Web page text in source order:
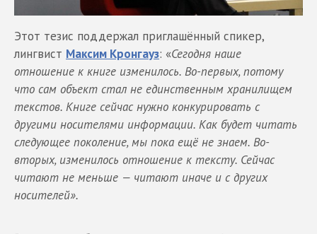
Этот тезис поддержал приглашённый спикер,
лингвист Максим Кронгауз: «Сегодня наше
отношение к книге изменилось. Во-первых, потому
что сам объект стал не единственным хранилищем
текстов. Книге сейчас нужно конкурировать с
другими носителями информации. Как будет читать
следующее поколение, мы пока ещё не знаем. Во-
вторых, изменилось отношение к тексту. Сейчас
читают не меньше — читают иначе и с других
носителей».